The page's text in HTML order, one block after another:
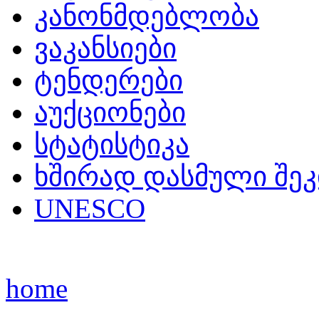
კანონმდებლობა
ვაკანსიები
ტენდერები
აუქციონები
სტატისტიკა
ხშირად დასმული
UNESCO
home